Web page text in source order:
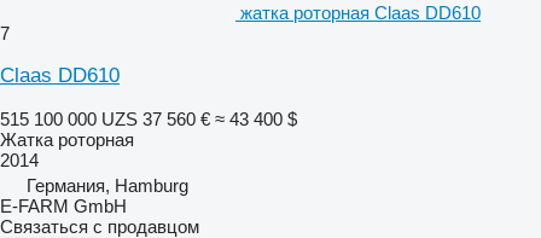
жатка роторная Claas DD610
7
Claas DD610
515 100 000 UZS 37 560 € ≈ 43 400 $
Жатка роторная
2014
Германия, Hamburg
E-FARM GmbH
Связаться с продавцом